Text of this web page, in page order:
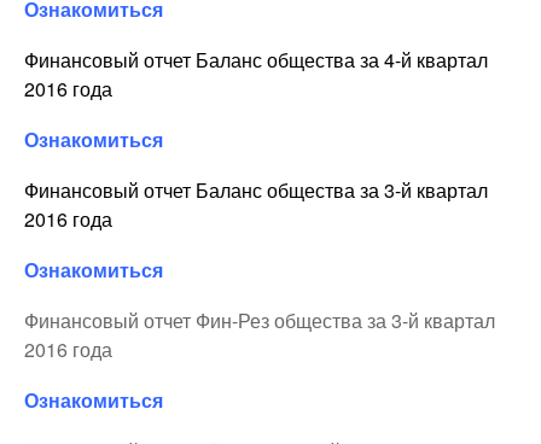
Ознакомиться
Финансовый отчет Баланс общества за 4-й квартал
2016 года
Ознакомиться
Финансовый отчет Баланс общества за 3-й квартал
2016 года
Ознакомиться
Финансовый отчет Фин-Рез общества за 3-й квартал
2016 года
Ознакомиться